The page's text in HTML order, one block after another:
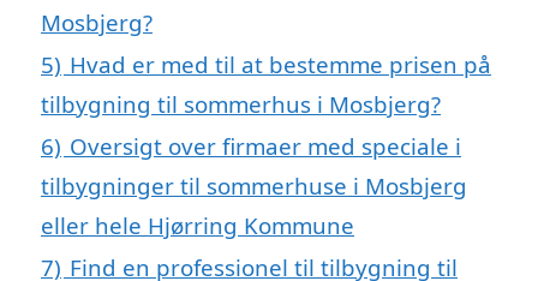
Mosbjerg?
5) Hvad er med til at bestemme prisen på
tilbygning til sommerhus i Mosbjerg?
6) Oversigt over firmaer med speciale i
tilbygninger til sommerhuse i Mosbjerg
eller hele Hjørring Kommune
7) Find en professionel til tilbygning til